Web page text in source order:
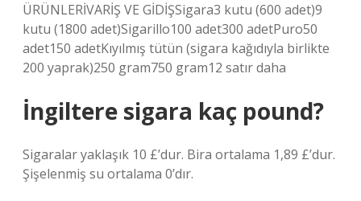
ÜRÜNLERİVARİŞ VE GİDİŞSigara3 kutu (600 adet)9
kutu (1800 adet)Sigarillo100 adet300 adetPuro50
adet150 adetKıyılmış tütün (sigara kağıdıyla birlikte
200 yaprak)250 gram750 gram12 satır daha
İngiltere sigara kaç pound?
Sigaralar yaklaşık 10 £’dur. Bira ortalama 1,89 £’dur.
Şişelenmiş su ortalama 0’dır.